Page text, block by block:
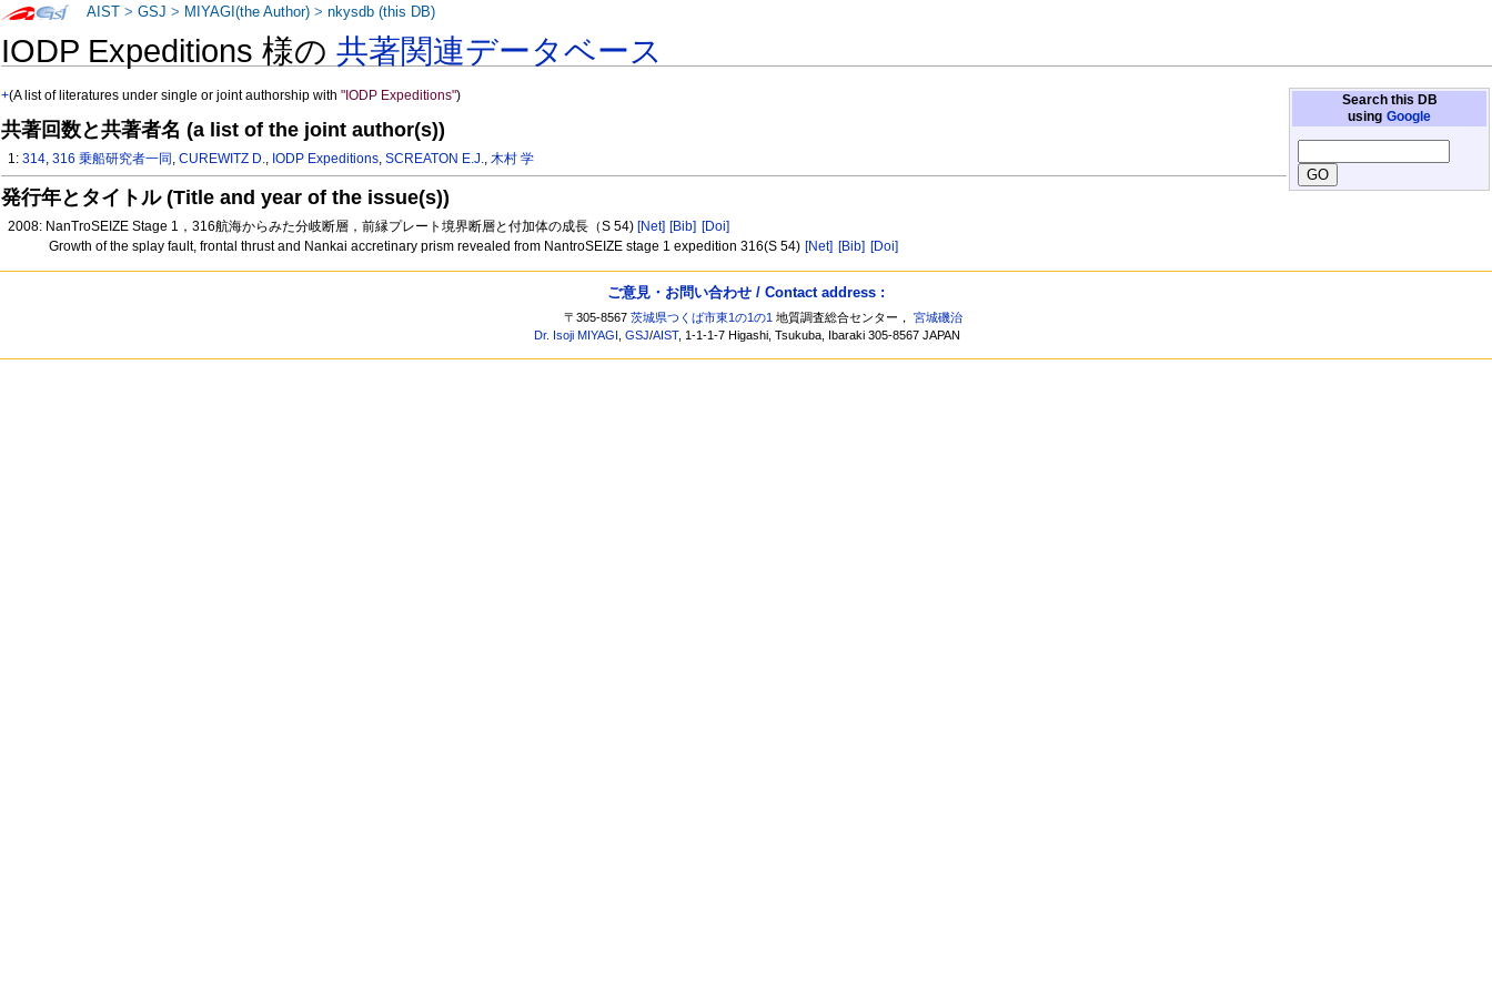
IODP Expeditions 様の共著関連データベース
Search this DB
using Google
+(A list of literatures under single or joint authorship with"IODP Expeditions")
共著回数と共著者名 (a list of the joint author(s))
1:314,316 乗船研究者一同 ,CUREWITZ D., IODP Expeditions,SCREATON E.J.,木村 学
発行年とタイトル (Title and year of the issue(s))
2008: NanTroSEIZE Stage 1，316航海からみた分岐断層，前縁プレート境界断層と付加体の成長（S 54) [Net] [Bib] [Doi]
Growth of the splay fault, frontal thrust and Nankai accretinary prism revealed from NantroSEIZE stage 1 expedition 316(S 54) [Net] [Bib] [Doi]
AIST >GSJ > MIYAGI(the Author) >nkysdb (this DB)
ご意見・お問い合わせ / Contact address :
〒305-8567茨城県つくば市東1の1の1 地質調査総合センター，宮城磯治
Dr. Isoji MIYAGI ,GSJ/AIST, 1-1-1-7 Higashi, Tsukuba, Ibaraki 305-8567 JAPAN